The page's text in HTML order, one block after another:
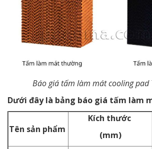
Báo giá tấm làm mát cooling pad
Dưới đây là bảng báo giá tấm làm
Tên sản phẩm
Kích thước
(mm)